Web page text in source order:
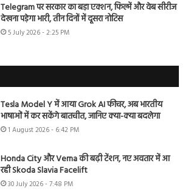
Telegram पर सरकार का बड़ा एक्शन, फिल्में और वेब सीरीज
देखना पड़ेगा भारी, तीन दिनों में दूसरा नोटिस
5 July 2026 - 2:25 PM
Tesla Model Y में आया Grok AI फीचर, अब भारतीय
भाषाओं में कर सकेंगे बातचीत, जानिए क्या-क्या बदलेगा
1 August 2026 - 6:42 PM
Honda City और Verna की बढ़ी टेंशन, नए अवतार में आ
रही Skoda Slavia Facelift
30 July 2026 - 7:48 PM